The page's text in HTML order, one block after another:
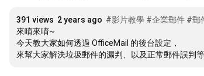
391 views 2 years ago #影片教學 #企業郵件 #郵
來唷來唷~
今天教大家如何透過 OfficeMail 的後台設定，
來幫大家解決垃圾郵件的漏判、以及正常郵件誤判等